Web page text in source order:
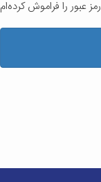
رمز عبور را فراموش کرده‌ام